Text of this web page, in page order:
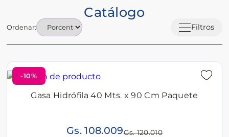
Catálogo
Filtros
Ordenar:
-10%
Gasa Hidrófila 40 Mts. x 90 Cm Paquete
Gs. 108.009Gs. 120.010